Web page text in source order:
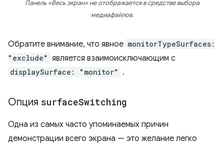
Панель «Весь экран» не отображается в средстве выбора
медиафайлов.
Обратите внимание, что явное monitorTypeSurfaces:
"exclude" является взаимоисключающим с
displaySurface: "monitor" .
Опция surfaceSwitching
Одна из самых часто упоминаемых причин
демонстрации всего экрана — это желание легко